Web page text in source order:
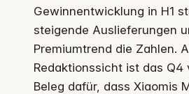
Gewinnentwicklung in H1
steigende Auslieferungen
Premiumtrend die Zahlen.
Redaktionssicht ist das Q4
Beleg dafür, dass Xiaomis